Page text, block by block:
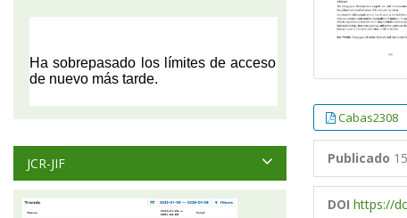
Cabas2308
Publicado
DOI https://
JCR-JIF